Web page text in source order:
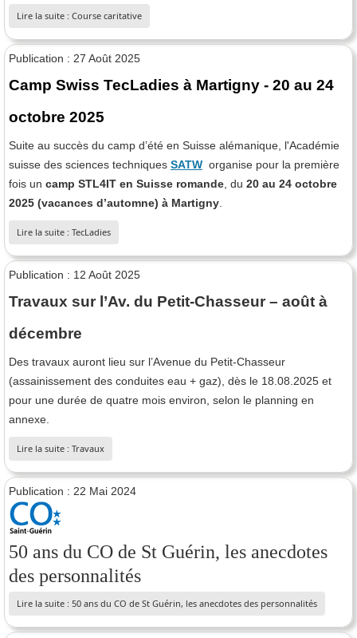
Lire la suite : Course caritative
Publication : 27 Août 2025
Camp Swiss TecLadies à Martigny - 20 au 24
octobre 2025
Suite au succès du camp d’été en Suisse alémanique, l'Académie
suisse des sciences techniques SATW organise pour la première
fois un camp STL4IT en Suisse romande , du 20 au 24 octobre
2025 (vacances d’automne) à Martigny
Lire la suite : TecLadies
Publication : 12 Août 2025
Travaux sur l’Av. du Petit-Chasseur – août à
décembre
Des travaux auront lieu sur l’Avenue du Petit-Chasseur
(assainissement des conduites eau + gaz), dès le 18.08.2025 et
pour une durée de quatre mois environ, selon le planning en
annexe.
Lire la suite : Travaux
Publication : 22 Mai 2024
50 ans du CO de St Guérin, les anecdotes
des personnalités
Lire la suite : 50 ans du CO de St Guérin, les anecdotes des personnalités